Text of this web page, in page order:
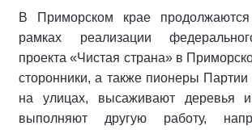
В Приморском крае
рамках реализации
проекта «Чистая страна» в
сторонники, а также пионеры
на улицах, высаживают деревья и
выполняют другую работу,